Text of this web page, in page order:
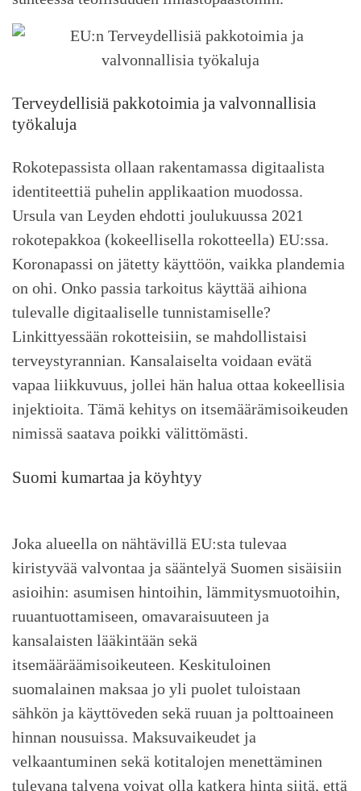
Terveydellisiä pakkotoimia ja valvonnallisia
työkaluja
Rokotepassista ollaan rakentamassa digitaalista
identiteettiä puhelin applikaation muodossa.
Ursula van Leyden ehdotti joulukuussa 2021
rokotepakkoa (kokeellisella rokotteella) EU:ssa.
Koronapassi on jätetty käyttöön, vaikka plandemia
on ohi. Onko passia tarkoitus käyttää aihiona
tulevalle digitaaliselle tunnistamiselle?
Linkittyessään rokotteisiin, se mahdollistaisi
terveystyrannian. Kansalaiselta voidaan evätä
vapaa liikkuvuus, jollei hän halua ottaa kokeellisia
injektioita. Tämä kehitys on itsemäärämisoikeuden
nimissä saatava poikki välittömästi.
Suomi kumartaa ja köyhtyy
Joka alueella on nähtävillä EU:sta tulevaa
kiristyvää valvontaa ja sääntelyä Suomen sisäisiin
asioihin: asumisen hintoihin, lämmitysmuotoihin,
ruuantuottamiseen, omavaraisuuteen ja
kansalaisten lääkintään sekä
itsemääräämisoikeuteen. Keskituloinen
suomalainen maksaa jo yli puolet tuloistaan
sähkön ja käyttöveden sekä ruuan ja polttoaineen
hinnan nousuissa. Maksuvaikeudet ja
velkaantuminen sekä kotitalojen menettäminen
tulevana talvena voivat olla katkera hinta siitä, että